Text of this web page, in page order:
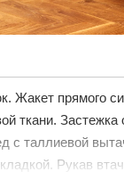
Жакет прямого
ткани.
с таллиевой
Рукав